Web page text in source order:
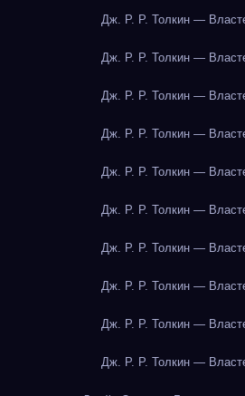
Дж. Р. Р. Толкин —
Дж. Р. Р. Толкин —
Дж. Р. Р. Толкин —
Дж. Р. Р. Толкин —
Дж. Р. Р. Толкин —
Дж. Р. Р. Толкин —
Дж. Р. Р. Толкин —
Дж. Р. Р. Толкин —
Дж. Р. Р. Толкин —
Дж. Р. Р. Толкин —